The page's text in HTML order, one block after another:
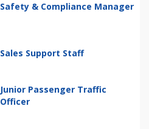
Safety & Compliance Manager
Sales Support Staff
Junior Passenger Traffic
Officer